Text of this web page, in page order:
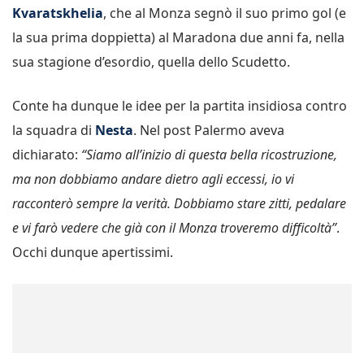
Kvaratskhelia, che al Monza segnò il suo primo gol (e
la sua prima doppietta) al Maradona due anni fa, nella
sua stagione d’esordio, quella dello Scudetto.
Conte ha dunque le idee per la partita insidiosa contro
la squadra di Nesta. Nel post Palermo aveva
dichiarato: “Siamo all’inizio di questa bella ricostruzione,
ma non dobbiamo andare dietro agli eccessi, io vi
racconterò sempre la verità. Dobbiamo stare zitti, pedalare
e vi farò vedere che già con il Monza troveremo difficoltà”.
Occhi dunque apertissimi.